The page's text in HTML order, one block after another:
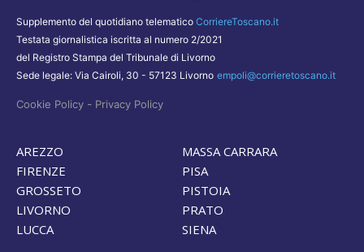
Supplemento del quotidiano telematico CorriereToscano.it
Testata giornalistica iscritta al numero 2/2021
del Registro Stampa del Tribunale di Livorno
Sede legale: Via Cairoli, 30 - 57123 Livorno empoli@corrieretoscano.it
Cookie Policy - Privacy Policy
AREZZO
FIRENZE
GROSSETO
LIVORNO
LUCCA
MASSA CARRARA
PISA
PISTOIA
PRATO
SIENA